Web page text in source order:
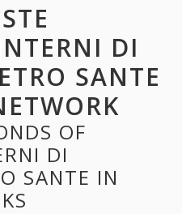
DI
SANTE
OF
DI
SANTE IN